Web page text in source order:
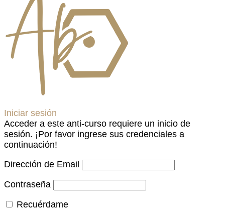
Iniciar sesión
Acceder a este anti-curso requiere un inicio de
sesión. ¡Por favor ingrese sus credenciales a
continuación!
Dirección de Email
Contraseña
Recuérdame